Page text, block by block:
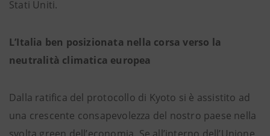
Stati Uniti.
L’Italia ben posizionata nella corsa verso la
neutralità climatica europea
Dalla ratifica del protocollo di Kyoto si è assistito ad
una crescente consapevolezza del nostro paese nella